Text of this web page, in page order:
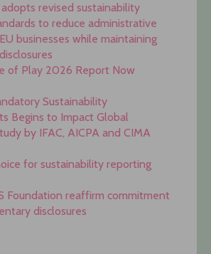
revised sustainability
to reduce administrative
businesses while maintaining
of Play 2026 Report Now
Sustainability
Begins to Impact Global
by IFAC, AICPA and CIMA
for sustainability reporting
Foundation reaffirm commitment
disclosures